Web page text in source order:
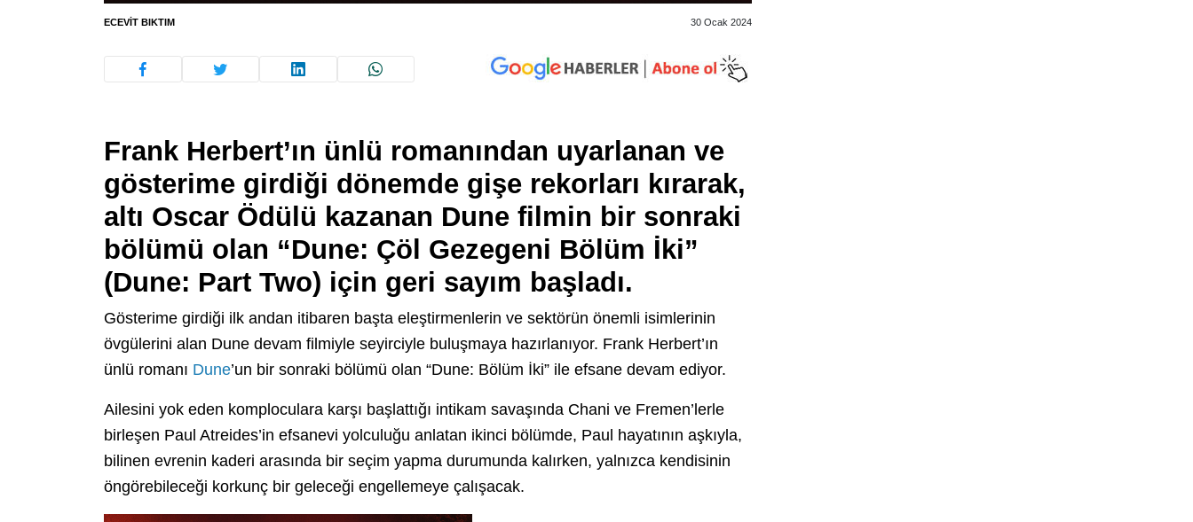
ECEVIT BIKTIM 30 Ocak 2024
Frank Herbert’ın ünlü romanından uyarlanan ve
gösterime girdiği dönemde gişe rekorları kırarak,
altı Oscar Ödülü kazanan Dune filmin bir sonraki
bölümü olan “Dune: Çöl Gezegeni Bölüm İki”
(Dune: Part Two) için geri sayım başladı.
Gösterime girdiği ilk andan itibaren başta eleştirmenlerin ve sektörün önemli isimlerinin
övgülerini alan Dune devam filmiyle seyirciyle buluşmaya hazırlanıyor. Frank Herbert’ın
ünlü romanı Dune’un bir sonraki bölümü olan “Dune: Bölüm İki” ile efsane devam ediyor.
Ailesini yok eden komploculara karşı başlattığı intikam savaşında Chani ve Fremen’lerle
birleşen Paul Atreides’in efsanevi yolculuğu anlatan ikinci bölümde, Paul hayatının aşkıyla,
bilinen evrenin kaderi arasında bir seçim yapma durumunda kalırken, yalnızca kendisinin
öngörebileceği korkunç bir geleceği engellemeye çalışacak.